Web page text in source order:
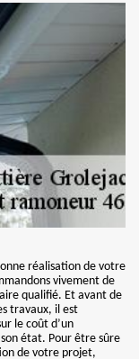
réalisation de votre
vivement de
qualifié. Et avant de
travaux, il est
le coût d’un
état. Pour être sûre
de votre projet,